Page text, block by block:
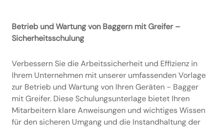
Betrieb und Wartung von Baggern mit Greifer –
Sicherheitsschulung
Verbessern Sie die Arbeitssicherheit und Effizienz in
Ihrem Unternehmen mit unserer umfassenden Vorlage
zur Betrieb und Wartung von Ihren Geräten - Bagger
mit Greifer. Diese Schulungsunterlage bietet Ihren
Mitarbeitern klare Anweisungen und wichtiges Wissen
für den sicheren Umgang und die Instandhaltung der